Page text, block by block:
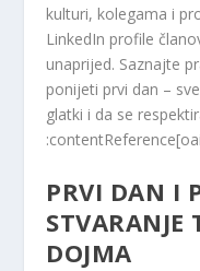
kulturi, kolegama i
LinkedIn profile
unaprijed. Saznajte
ponijeti prvi dan –
glatki i da se
PRVI DAN I
STVARANJE
DOJMA